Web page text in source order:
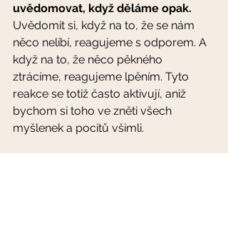
uvědomovat, když děláme opak.
Uvědomit si, když na to, že se nám
něco nelíbí, reagujeme s odporem. A
když na to, že něco pěkného
ztrácíme, reagujeme lpěním. Tyto
reakce se totiž často aktivují, aniž
bychom si toho ve zněti všech
myšlenek a pocitů všimli.